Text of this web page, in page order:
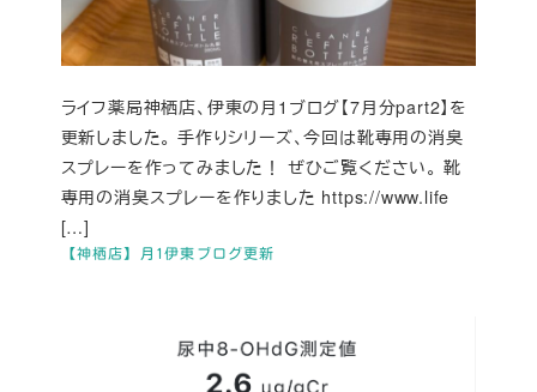
【神栖店】月1伊東ブログ更新
ライフ薬局神栖店、伊東の月1ブログ【7月分part2】を
更新しました。 手作りシリーズ、今回は靴専用の消臭
スプレーを作ってみました！ ぜひご覧ください。 靴
専用の消臭スプレーを作りました https://www.life
[…]